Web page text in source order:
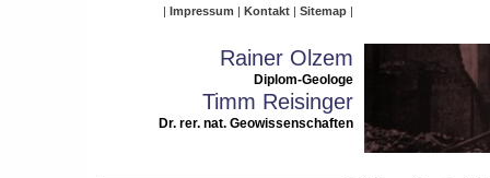
Impressum Kontakt Sitemap
Rainer Olzem
Diplom-Geologe
Timm Reisinger
Dr. rer. nat. Geowissenschaften